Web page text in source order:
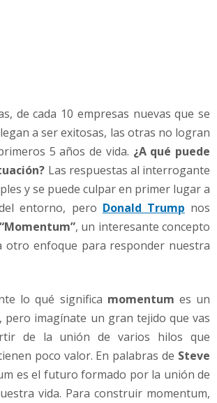
de cada 10 empresas nuevas que se
a ser exitosas, las otras no logran
5 años de vida. ¿A qué puede
Las respuestas al interrogante
y se puede culpar en primer lugar a
entorno, pero Donald Trump nos
“Momentum”, un interesante concepto
otro enfoque para responder nuestra
lo qué significa momentum es un
pero imagínate un gran tejido que vas
de la unión de varios hilos que
poco valor. En palabras de Steve
es el futuro formado por la unión de
vida. Para construir momentum,